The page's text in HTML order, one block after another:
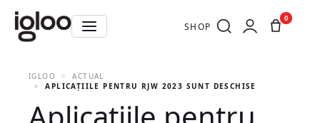
SHOP
0
IGLOO
ACTUAL
APLICAȚIILE PENTRU RJW 2023 SUNT DESCHISE PÂNĂ PE 7